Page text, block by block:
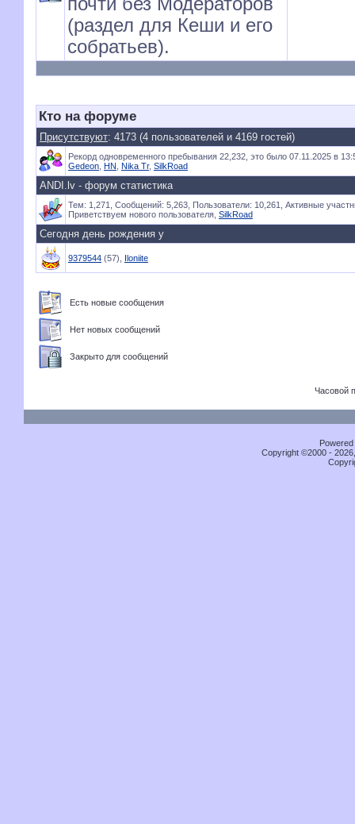
(раздел для Кеши и его
собратьев).
Кто на форуме
Присутствуют: 4173 (4 пользователей и 4169 гостей)
Рекорд одновременного пребывания 22,232, это было 07.11.2025 в
Gedeon HN Nika Tr, SilkRoad
ANDI.lv - форум статистика
Тем: 1,271, Сообщений: 5,263, Пользователи: 10,261, Активные
Приветствуем нового пользователя, SilkRoad
Сегодня день рождения у
9379544 (57), Iloniite
Есть новые сообщения
Нет новых сообщений
Закрыто для сообщений
Часовой
Copyright ©2000 -